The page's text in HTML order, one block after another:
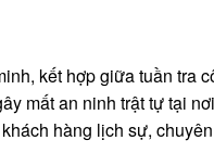
kết hợp giữa tuần tra
mất an ninh trật tự tại
hàng lịch sự,